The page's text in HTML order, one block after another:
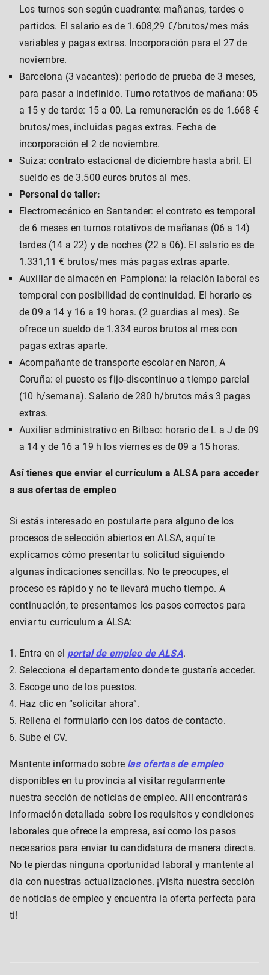
Los turnos son según cuadrante: mañanas, tardes o
partidos. El salario es de 1.608,29 €/brutos/mes más
variables y pagas extras. Incorporación para el 27 de
noviembre.
Barcelona (3 vacantes): periodo de prueba de 3 meses,
para pasar a indefinido. Turno rotativos de mañana: 05
a 15 y de tarde: 15 a 00. La remuneración es de 1.668 €
brutos/mes, incluidas pagas extras. Fecha de
incorporación el 2 de noviembre.
Suiza: contrato estacional de diciembre hasta abril. El
sueldo es de 3.500 euros brutos al mes.
Personal de taller:
Electromecánico en Santander: el contrato es temporal
de 6 meses en turnos rotativos de mañanas (06 a 14)
tardes (14 a 22) y de noches (22 a 06). El salario es de
1.331,11 € brutos/mes más pagas extras aparte.
Auxiliar de almacén en Pamplona: la relación laboral es
temporal con posibilidad de continuidad. El horario es
de 09 a 14 y 16 a 19 horas. (2 guardias al mes). Se
ofrece un sueldo de 1.334 euros brutos al mes con
pagas extras aparte.
Acompañante de transporte escolar en Naron, A
Coruña: el puesto es fijo-discontinuo a tiempo parcial
(10 h/semana). Salario de 280 h/brutos más 3 pagas
extras.
Auxiliar administrativo en Bilbao: horario de L a J de 09
a 14 y de 16 a 19 h los viernes es de 09 a 15 horas.
Así tienes que enviar el currículum a ALSA para acceder
a sus ofertas de empleo
Si estás interesado en postularte para alguno de los
procesos de selección abiertos en ALSA, aquí te
explicamos cómo presentar tu solicitud siguiendo
algunas indicaciones sencillas. No te preocupes, el
proceso es rápido y no te llevará mucho tiempo. A
continuación, te presentamos los pasos correctos para
enviar tu currículum a ALSA:
Entra en el portal de empleo de ALSA.
Selecciona el departamento donde te gustaría acceder.
Escoge uno de los puestos.
Haz clic en “solicitar ahora”.
Rellena el formulario con los datos de contacto.
Sube el CV.
Mantente informado sobrelas ofertas de empleo
disponibles en tu provincia al visitar regularmente
nuestra sección de noticias de empleo. Allí encontrarás
información detallada sobre los requisitos y condiciones
laborales que ofrece la empresa, así como los pasos
necesarios para enviar tu candidatura de manera directa.
No te pierdas ninguna oportunidad laboral y mantente al
día con nuestras actualizaciones. ¡Visita nuestra sección
de noticias de empleo y encuentra la oferta perfecta para
ti!